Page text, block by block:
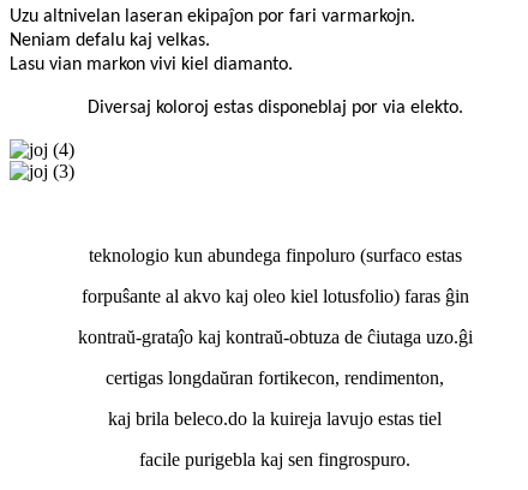
Uzu altnivelan laseran ekipaĵon por fari varmarkojn.
Neniam defalu kaj velkas.
Lasu vian markon vivi kiel diamanto.
Diversaj koloroj estas disponeblaj por via elekto.
teknologio kun abundega finpoluro (surfaco estas
forpuŝante al akvo kaj oleo kiel lotusfolio) faras ĝin
kontraŭ-grataĵo kaj kontraŭ-obtuza de ĉiutaga uzo.ĝi
certigas longdaŭran fortikecon, rendimenton,
kaj brila beleco.do la kuireja lavujo estas tiel
facile purigebla kaj sen fingrospuro.